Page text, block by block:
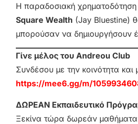
Η παραδοσιακή
Square Wealth (Jay Bluestine)
μπορούσαν να δημιουργήσουν
Γίνε μέλος του Andreou Club
Συνδέσου με την κοινότητα
https://mee6.gg/m/
ΔΩΡΕΑΝ Εκπαιδευτικό
Ξεκίνα τώρα δωρεάν